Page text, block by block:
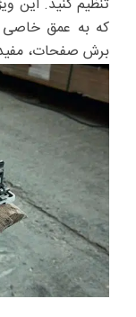
که به عمق خاصی
برش صفحات،